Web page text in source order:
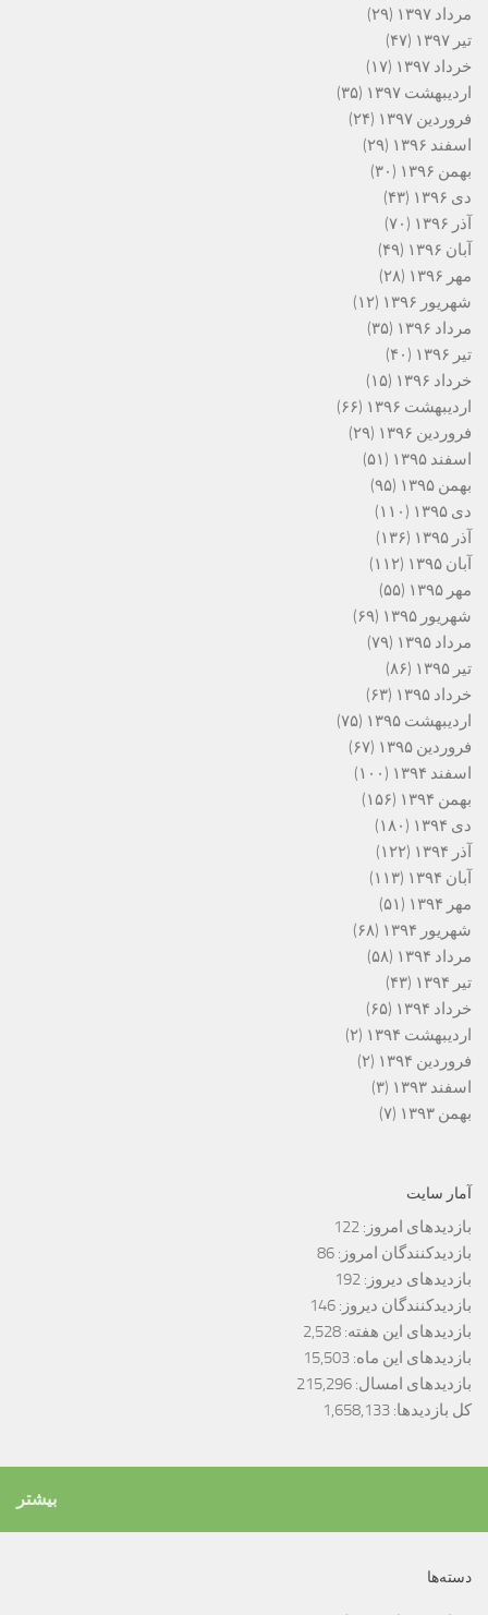
مرداد ۱۳۹۷
(۲۹)
تیر ۱۳۹۷
(۴۷)
خرداد ۱۳۹۷
(۱۷)
اردیبهشت ۱۳۹۷
(۳۵)
فروردین ۱۳۹۷
(۲۴)
اسفند ۱۳۹۶
(۲۹)
بهمن ۱۳۹۶
(۳۰)
دی ۱۳۹۶
(۴۳)
آذر ۱۳۹۶
(۷۰)
آبان ۱۳۹۶
(۴۹)
مهر ۱۳۹۶
(۲۸)
شهریور ۱۳۹۶
(۱۲)
مرداد ۱۳۹۶
(۳۵)
تیر ۱۳۹۶
(۴۰)
خرداد ۱۳۹۶
(۱۵)
اردیبهشت ۱۳۹۶
(۶۶)
فروردین ۱۳۹۶
(۲۹)
اسفند ۱۳۹۵
(۵۱)
بهمن ۱۳۹۵
(۹۵)
دی ۱۳۹۵
(۱۱۰)
آذر ۱۳۹۵
(۱۳۶)
آبان ۱۳۹۵
(۱۱۲)
مهر ۱۳۹۵
(۵۵)
شهریور ۱۳۹۵
(۶۹)
مرداد ۱۳۹۵
(۷۹)
تیر ۱۳۹۵
(۸۶)
خرداد ۱۳۹۵
(۶۳)
اردیبهشت ۱۳۹۵
(۷۵)
فروردین ۱۳۹۵
(۶۷)
اسفند ۱۳۹۴
(۱۰۰)
بهمن ۱۳۹۴
(۱۵۶)
دی ۱۳۹۴
(۱۸۰)
آذر ۱۳۹۴
(۱۲۲)
آبان ۱۳۹۴
(۱۱۳)
مهر ۱۳۹۴
(۵۱)
شهریور ۱۳۹۴
(۶۸)
مرداد ۱۳۹۴
(۵۸)
تیر ۱۳۹۴
(۴۳)
خرداد ۱۳۹۴
(۶۵)
اردیبهشت ۱۳۹۴
(۲)
فروردین ۱۳۹۴
(۲)
اسفند ۱۳۹۳
(۳)
بهمن ۱۳۹۳
(۷)
آمار سایت
بازدیدهای امروز: 122
بازدیدکنندگان امروز: 86
بازدیدهای دیروز: 192
بازدیدکنندگان دیروز: 146
بازدیدهای این هفته: 2,528
بازدیدهای این ماه: 15,503
بازدیدهای امسال: 215,296
کل بازدیدها: 1,658,133
بیشتر
دسته‌ها